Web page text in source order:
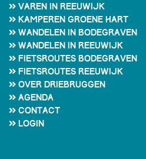
Varen in Reeuwijk
Kamperen Groene Hart
Wandelen in Bodegraven
Wandelen in Reeuwijk
Fietsroutes Bodegraven
Fietsroutes Reeuwijk
Over Driebruggen
Agenda
Contact
Login